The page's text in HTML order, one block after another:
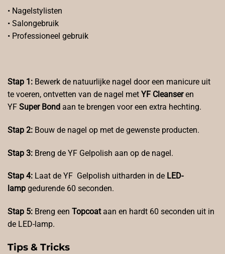
• Nagelstylisten
• Salongebruik
• Professioneel gebruik
Stap 1: Bewerk de natuurlijke nagel door een manicure uit
te voeren, ontvetten van de nagel met YF Cleanser en
YF Super Bond aan te brengen voor een extra hechting.
Stap 2: Bouw de nagel op met de gewenste producten.
Stap 3: Breng de YF Gelpolish aan op de nagel.
Stap 4: Laat de YF Gelpolish uitharden in de LED-
lamp gedurende 60 seconden.
Stap 5: Breng een Topcoataan en hardt 60 seconden uit in
de LED-lamp.
Tips & Tricks